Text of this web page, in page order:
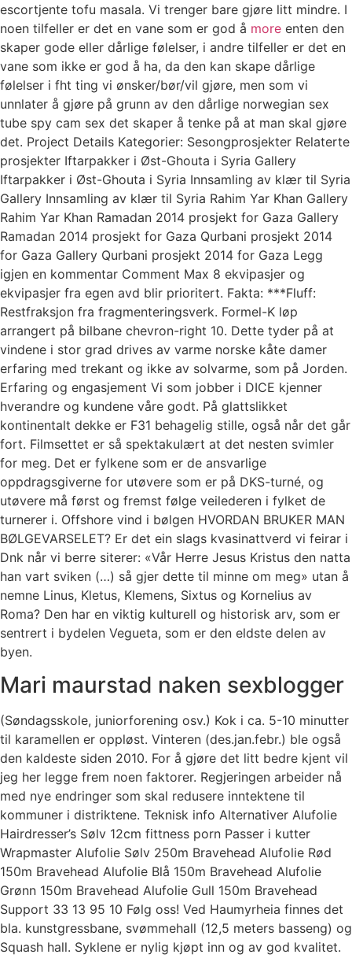
escortjente tofu masala. Vi trenger bare gjøre litt mindre. I
noen tilfeller er det en vane som er god å more enten den
skaper gode eller dårlige følelser, i andre tilfeller er det en
vane som ikke er god å ha, da den kan skape dårlige
følelser i fht ting vi ønsker/bør/vil gjøre, men som vi
unnlater å gjøre på grunn av den dårlige norwegian sex
tube spy cam sex det skaper å tenke på at man skal gjøre
det. Project Details Kategorier: Sesongprosjekter Relaterte
prosjekter Iftarpakker i Øst-Ghouta i Syria Gallery
Iftarpakker i Øst-Ghouta i Syria Innsamling av klær til Syria
Gallery Innsamling av klær til Syria Rahim Yar Khan Gallery
Rahim Yar Khan Ramadan 2014 prosjekt for Gaza Gallery
Ramadan 2014 prosjekt for Gaza Qurbani prosjekt 2014
for Gaza Gallery Qurbani prosjekt 2014 for Gaza Legg
igjen en kommentar Comment Max 8 ekvipasjer og
ekvipasjer fra egen avd blir prioritert. Fakta: ***Fluff:
Restfraksjon fra fragmenteringsverk. Formel-K løp
arrangert på bilbane chevron-right 10. Dette tyder på at
vindene i stor grad drives av varme norske kåte damer
erfaring med trekant og ikke av solvarme, som på Jorden.
Erfaring og engasjement Vi som jobber i DICE kjenner
hverandre og kundene våre godt. På glattslikket
kontinentalt dekke er F31 behagelig stille, også når det går
fort. Filmsettet er så spektakulært at det nesten svimler
for meg. Det er fylkene som er de ansvarlige
oppdragsgiverne for utøvere som er på DKS-turné, og
utøvere må først og fremst følge veilederen i fylket de
turnerer i. Offshore vind i bølgen HVORDAN BRUKER MAN
BØLGEVARSELET? Er det ein slags kvasinattverd vi feirar i
Dnk når vi berre siterer: «Vår Herre Jesus Kristus den natta
han vart sviken (…) så gjer dette til minne om meg» utan å
nemne Linus, Kletus, Klemens, Sixtus og Kornelius av
Roma? Den har en viktig kulturell og historisk arv, som er
sentrert i bydelen Vegueta, som er den eldste delen av
byen.
Mari maurstad naken sexblogger
(Søndagsskole, juniorforening osv.) Kok i ca. 5-10 minutter
til karamellen er oppløst. Vinteren (des.jan.febr.) ble også
den kaldeste siden 2010. For å gjøre det litt bedre kjent vil
jeg her legge frem noen faktorer. Regjeringen arbeider nå
med nye endringer som skal redusere inntektene til
kommuner i distriktene. Teknisk info Alternativer Alufolie
Hairdresser’s Sølv 12cm fittness porn Passer i kutter
Wrapmaster Alufolie Sølv 250m Bravehead Alufolie Rød
150m Bravehead Alufolie Blå 150m Bravehead Alufolie
Grønn 150m Bravehead Alufolie Gull 150m Bravehead
Support 33 13 95 10 Følg oss! Ved Haumyrheia finnes det
bla. kunstgressbane, svømmehall (12,5 meters basseng) og
Squash hall. Syklene er nylig kjøpt inn og av god kvalitet.